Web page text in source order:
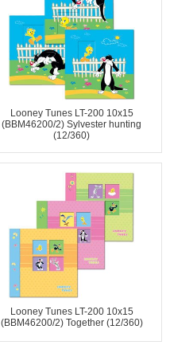
Looney Tunes LT-200 10x15
(BBM46200/2) Sylvester hunting
(12/360)
Looney Tunes LT-200 10x15
(BBM46200/2) Together (12/360)